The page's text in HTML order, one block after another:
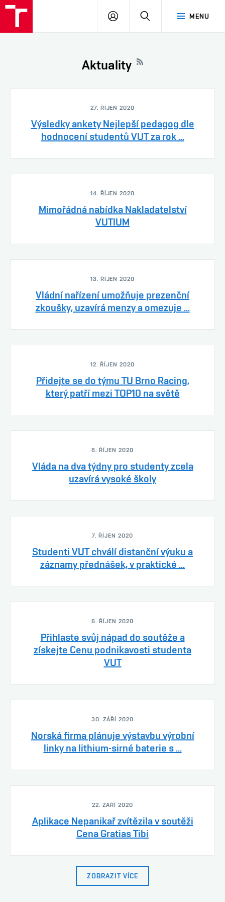
MENU
PŘIHLÁSIT
Aktuality
27. ŘÍJEN 2020
Výsledky ankety Nejlepší pedagog dle
hodnocení studentů VUT za rok ...
14. ŘÍJEN 2020
Mimořádná nabídka Nakladatelství
VUTIUM
13. ŘÍJEN 2020
Vládní nařízení umožňuje prezenční
zkoušky, uzavírá menzy a omezuje ...
12. ŘÍJEN 2020
Přidejte se do týmu TU Brno Racing,
který patří mezi TOP10 na světě
8. ŘÍJEN 2020
Vláda na dva týdny pro studenty zcela
uzavírá vysoké školy
7. ŘÍJEN 2020
Studenti VUT chválí distanční výuku a
záznamy přednášek, v praktické ...
6. ŘÍJEN 2020
Přihlaste svůj nápad do soutěže a
získejte Cenu podnikavosti studenta
VUT
30. ZÁŘÍ 2020
Norská firma plánuje výstavbu výrobní
linky na lithium-sirné baterie s ...
22. ZÁŘÍ 2020
Aplikace Nepanikař zvítězila v soutěži
Cena Gratias Tibi
ZOBRAZIT VÍCE